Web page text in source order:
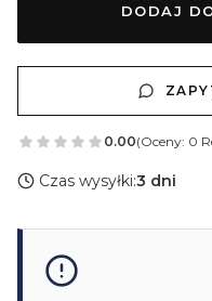
DODAJ
0.00(Oceny: 0
Czas wysyłki:3 dni